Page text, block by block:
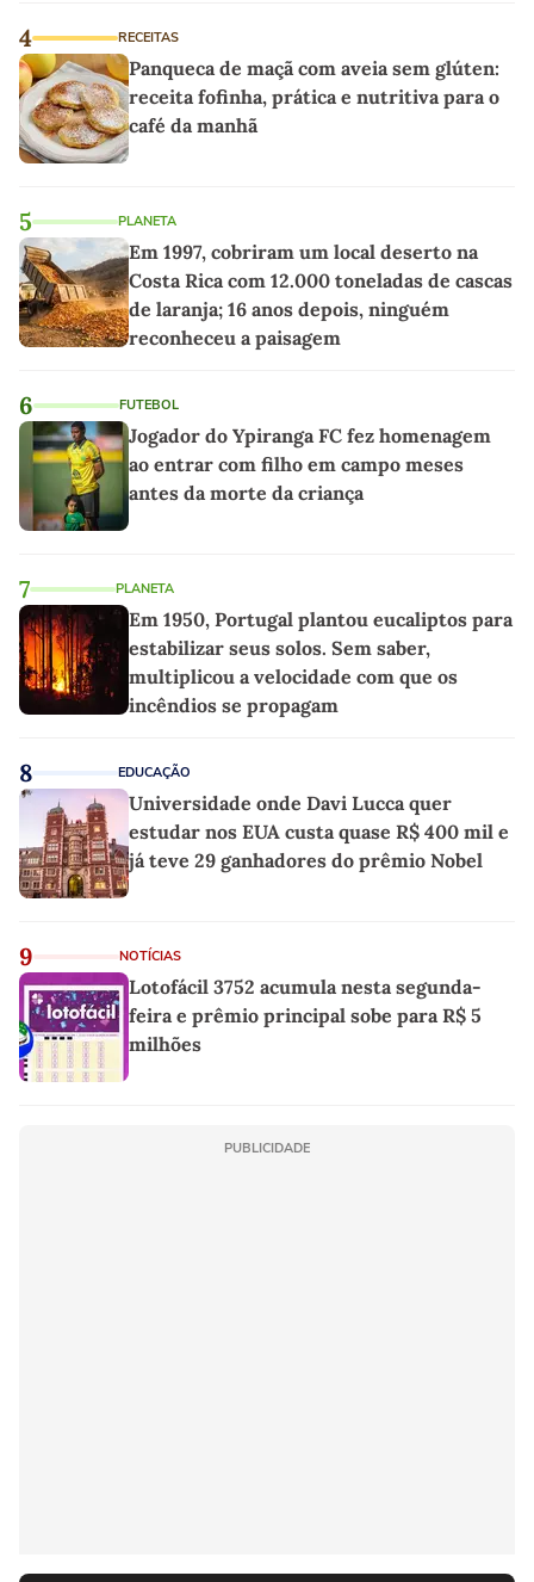
4 RECEITAS
Panqueca de maçã com aveia sem glúten:
receita fofinha, prática e nutritiva para o
café da manhã
5 PLANETA
Em 1997, cobriram um local deserto na
Costa Rica com 12.000 toneladas de cascas
de laranja; 16 anos depois, ninguém
reconheceu a paisagem
6 FUTEBOL
Jogador do Ypiranga FC fez homenagem
ao entrar com filho em campo meses
antes da morte da criança
7 PLANETA
Em 1950, Portugal plantou eucaliptos para
estabilizar seus solos. Sem saber,
multiplicou a velocidade com que os
incêndios se propagam
8 EDUCAÇÃO
Universidade onde Davi Lucca quer
estudar nos EUA custa quase R$ 400 mil e
já teve 29 ganhadores do prêmio Nobel
9 NOTÍCIAS
Lotofácil 3752 acumula nesta segunda-
feira e prêmio principal sobe para R$ 5
milhões
PUBLICIDADE